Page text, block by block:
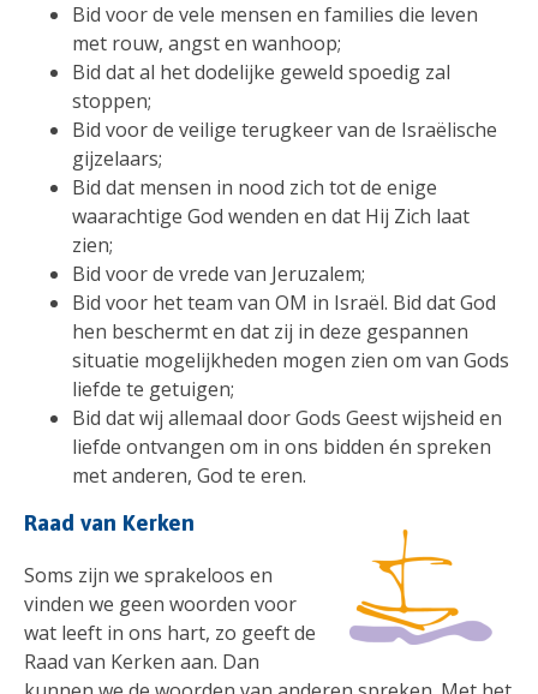
Bid voor de vele mensen en families die leven
met rouw, angst en wanhoop;
Bid dat al het dodelijke geweld spoedig zal
stoppen;
Bid voor de veilige terugkeer van de Israëlische
gijzelaars;
Bid dat mensen in nood zich tot de enige
waarachtige God wenden en dat Hij Zich laat
zien;
Bid voor de vrede van Jeruzalem;
Bid voor het team van OM in Israël. Bid dat God
hen beschermt en dat zij in deze gespannen
situatie mogelijkheden mogen zien om van Gods
liefde te getuigen;
Bid dat wij allemaal door Gods Geest wijsheid en
liefde ontvangen om in ons bidden én spreken
met anderen, God te eren.
Raad van Kerken
Soms zijn we sprakeloos en
vinden we geen woorden voor
wat leeft in ons hart, zo geeft de
Raad van Kerken aan. Dan